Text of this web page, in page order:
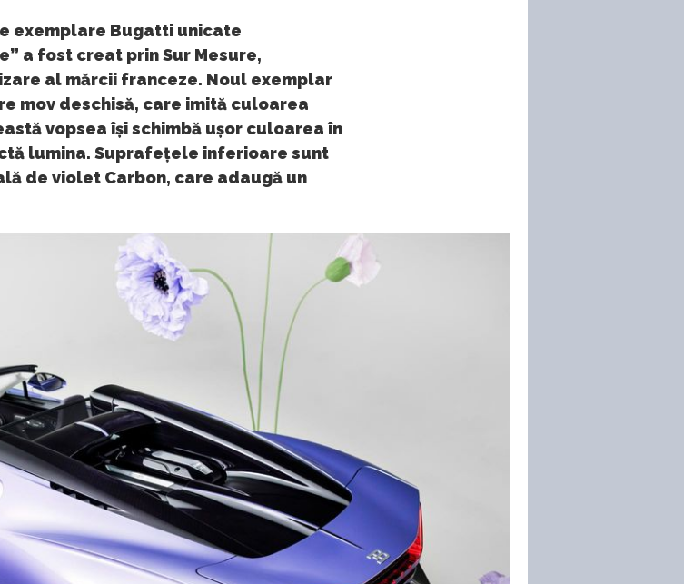
exemplare Bugatti unicate
a fost creat prin Sur Mesure,
al mărcii franceze. Noul exemplar
mov deschisă, care imită culoarea
vopsea își schimbă ușor culoarea în
lumina. Suprafețele inferioare sunt
de violet Carbon, care adaugă un